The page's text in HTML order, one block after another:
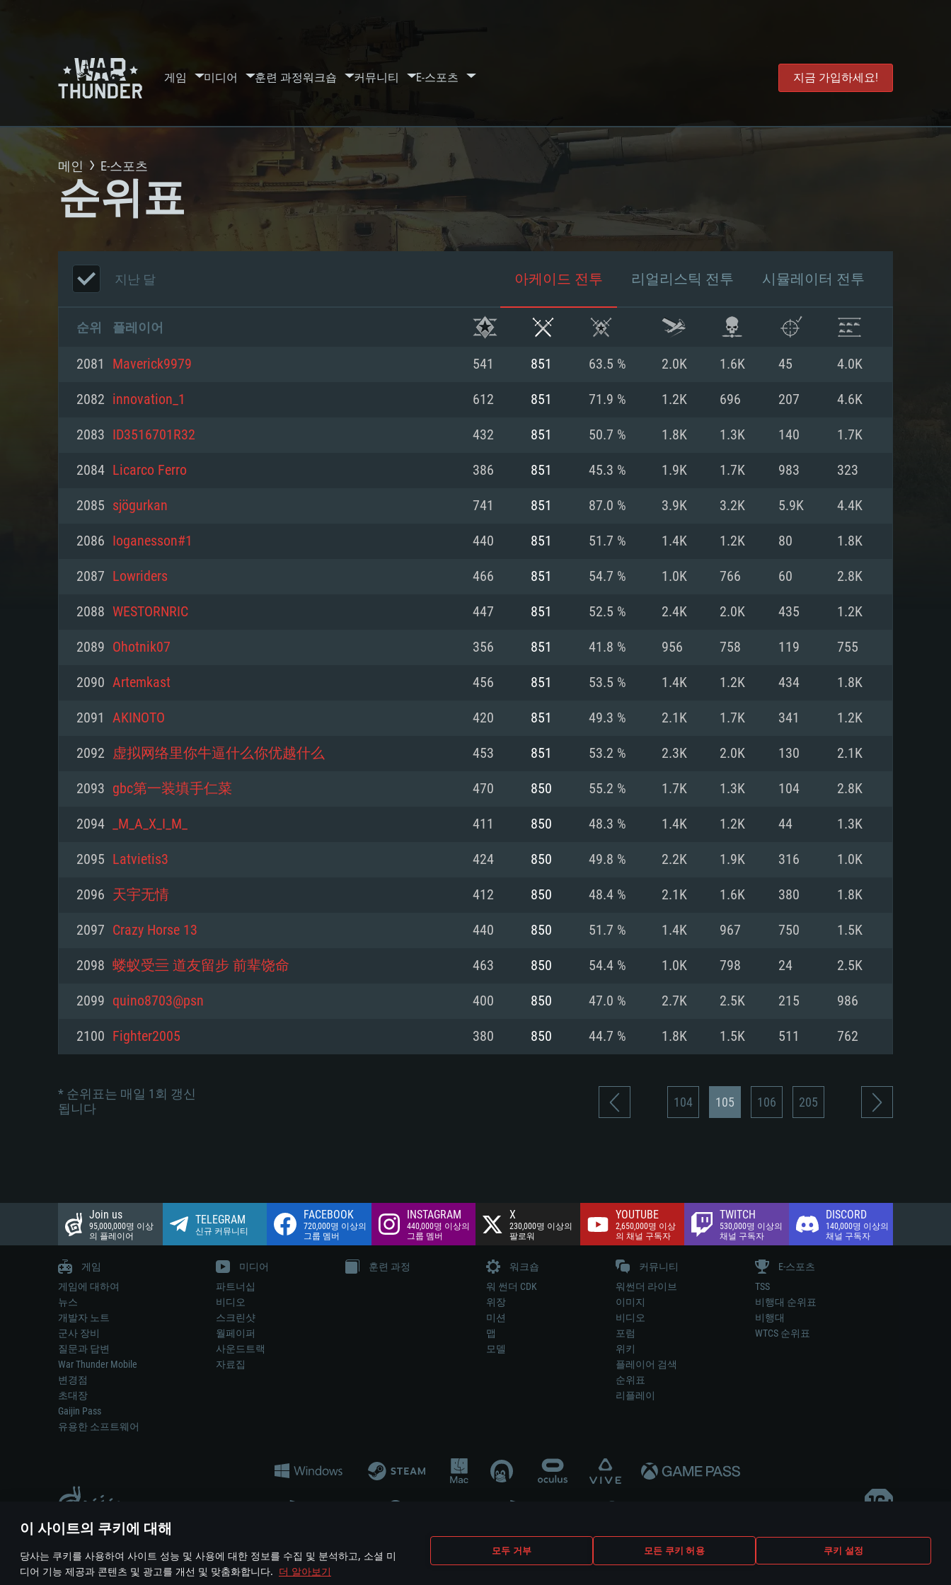
이 사이트의 쿠키에 대해
당사는 쿠키를 사용하여 사이트 성능 및 사용에 대한 정보를 수집 및 분석하고, 소셜 미
디어 기능 제공과 콘텐츠 및 광고를 개선 및 맞춤화합니다. 더 알아보기
모두 거부 모든 쿠키 허용 쿠키 설정
게임 미디어 훈련 과정워크숍 커뮤니티 E-스포츠 지금 가입하세요!
시스템 요구사항
PC MAC Linux
최소사양
운영체제: Windows 10 (64 bit)
프로세서: 2.2 GHz 듀얼코어 이상
메모리: 4GB
그래픽 카드: DirectX 11 이상을 지원하는 AMD
해상도: 720p
네트워크: 브로드밴드 인터넷
여유 저장 공간: 22.1 GB (최소 클라이언트)
권장 사양
운영체제: Windows 10/11 (64 bit)
프로세서: Intel Core i5 또는 Ryzen 5 3600 이상
메모리: 16 GB 이상
그래픽 카드: DirectX 11 이상을 지원하는 Nvidia
최소사양
운영체제: Mac OS Big Sur 11.0
프로세서: 최소 2.2 GHz의 Core i5 (Intel Xeon 은 지
원하지 않습니다)
(Mac), 혹은 이와 비슷한 성능을 가지는 Mac 버전
의 AMD/Nvidia. 최소 해상도: 720p
네트워크: 브로드밴드 인터넷
여유 저장 공간: 22.1 GB (최소 클라이언트)
권장 사양
운영체제: Mac OS Big Sur 11.0
프로세서: Core i7 (Intel Xeon 은 지원하지 않습니
상
네트워크: 브로드밴드 인터넷
여유 저장 공간: 62.2 GB (전체 클라이언트)
최소사양
운영체제: 64bit Linux 중 최신 버전
프로세서: 2.4 GHz 듀얼코어
메모리: 4 GB
그래픽 카드: Vulkan 을 지원하고, 최신 그래픽 드라
와 동급의 성능을 가지며 최신 그래픽 드라이버를
지원하는 AMD (6개월 미만; 최소사양 지원 해상도
권장 사양
운영체제: Ubuntu 20.04 64bit
프로세서: Intel Core i7
메모리: 16 GB
그래픽 카드: Vulkan 을 지원하고, 최신 그래픽 드라
와 동급의 성능을 가지며 최신 그래픽 드라이버를
지원하는 AMD RX 570 (6개월 미만; 최소사양 지원
메인 E-스포츠
순위표
지난 달 아케이드 전투 리얼리스틱 전투 시뮬레이터 전투
순위 플레이어
2081 Maverick9979 541 851 63.5 % 2.0K 1.6K 45 4.0K
2082 innovation_1 612 851 71.9 % 1.2K 696 207 4.6K
2083 ID3516701R32 432 851 50.7 % 1.8K 1.3K 140 1.7K
2084 Licarco Ferro 386 851 45.3 % 1.9K 1.7K 983 323
2085 sjögurkan 741 851 87.0 % 3.9K 3.2K 5.9K 4.4K
2086 Ioganesson#1 440 851 51.7 % 1.4K 1.2K 80 1.8K
2087 Lowriders 466 851 54.7 % 1.0K 766 60 2.8K
2088 WESTORNRIC 447 851 52.5 % 2.4K 2.0K 435 1.2K
2089 Ohotnik07 356 851 41.8 % 956 758 119 755
2090 Artemkast 456 851 53.5 % 1.4K 1.2K 434 1.8K
2091 AKINOTO 420 851 49.3 % 2.1K 1.7K 341 1.2K
2092 虚拟网络里你牛逼什么你优越什么 453 851 53.2 % 2.3K 2.0K 130 2.1K
2093 gbc第一装填手仁菜 470 850 55.2 % 1.7K 1.3K 104 2.8K
2094 _M_A_X_I_M_ 411 850 48.3 % 1.4K 1.2K 44 1.3K
2095 Latvietis3 424 850 49.8 % 2.2K 1.9K 316 1.0K
2096 天宇无情 412 850 48.4 % 2.1K 1.6K 380 1.8K
2097 Crazy Horse 13 440 850 51.7 % 1.4K 967 750 1.5K
2098 蝼蚁受亖 道友留步 前辈饶命 463 850 54.4 % 1.0K 798 24 2.5K
2099 quino8703@psn 400 850 47.0 % 2.7K 2.5K 215 986
2100 Fighter2005 380 850 44.7 % 1.8K 1.5K 511 762
* 순위표는 매일 1회 갱신
됩니다
104 105 106 205
Join us
95,000,000명 이상
의 플레이어
TELEGRAM
신규 커뮤니티
FACEBOOK
720,000명 이상의
그룹 멤버
INSTAGRAM
440,000명 이상의
그룹 멤버
X
230,000명 이상의
팔로워
YOUTUBE
2,650,000명 이상
의 채널 구독자
TWITCH
530,000명 이상의
채널 구독자
DISCORD
140,000명 이상의
채널 구독자
게임
게임에 대하여
뉴스
개발자 노트
군사 장비
질문과 답변
War Thunder Mobile
변경점
초대장
Gaijin Pass
유용한 소프트웨어
미디어
파트너십
비디오
스크린샷
월페이퍼
사운드트랙
자료집
훈련 과정
워크숍
워 썬더 CDK
위장
미션
맵
모델
커뮤니티
워썬더 라이브
이미지
비디오
포럼
위키
플레이어 검색
순위표
리플레이
E-스포츠
TSS
비행대 순위표
비행대
WTCS 순위표
게임 에서 어떠한 현실의 무기나 차량을 묘사하는 것은 무기 개발 업체나 장비 제조 업체가 게임 개발 후원 또는 홍보에 참여하지 않습니다..
© 2011—2026 Gaijin Games Kft. All trademarks, logos and brand names are the property of their respective owners.
이용 약관 이용 약관